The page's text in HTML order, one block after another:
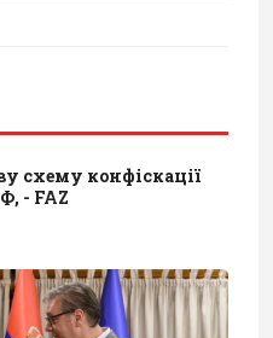
схему конфіскації
- FAZ